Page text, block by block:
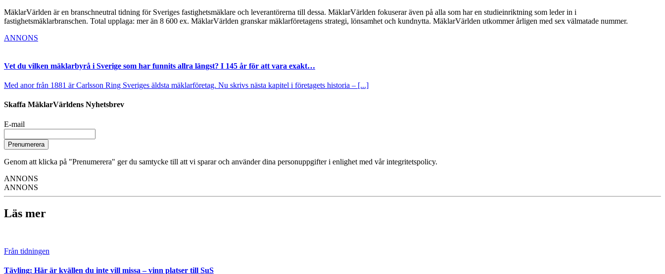
MäklarVärlden är en branschneutral tidning för Sveriges fastighetsmäklare och leverantörerna till dessa. MäklarVärlden fokuserar även på alla som har en studieinriktning som leder in i
fastighetsmäklarbranschen. Total upplaga: mer än 8 600 ex. MäklarVärlden granskar mäklarföretagens strategi, lönsamhet och kundnytta. MäklarVärlden utkommer årligen med sex välmatade nummer.
ANNONS
Vet du vilken mäklarbyrå i Sverige som har funnits allra längst? I 145 år för att vara exakt…
Med anor från 1881 är Carlsson Ring Sveriges äldsta mäklarföretag. Nu skrivs nästa kapitel i företagets historia – [...]
Skaffa MäklarVärldens Nyhetsbrev
E-mail
Prenumerera
Genom att klicka på "Prenumerera" ger du samtycke till att vi sparar och använder dina personuppgifter i enlighet med vår integritetspolicy.
ANNONS
ANNONS
Läs mer
Från tidningen
Tävling: Här är kvällen du inte vill missa – vinn platser till SuS